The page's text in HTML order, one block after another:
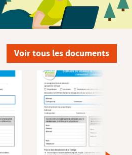
Voir tous les documents